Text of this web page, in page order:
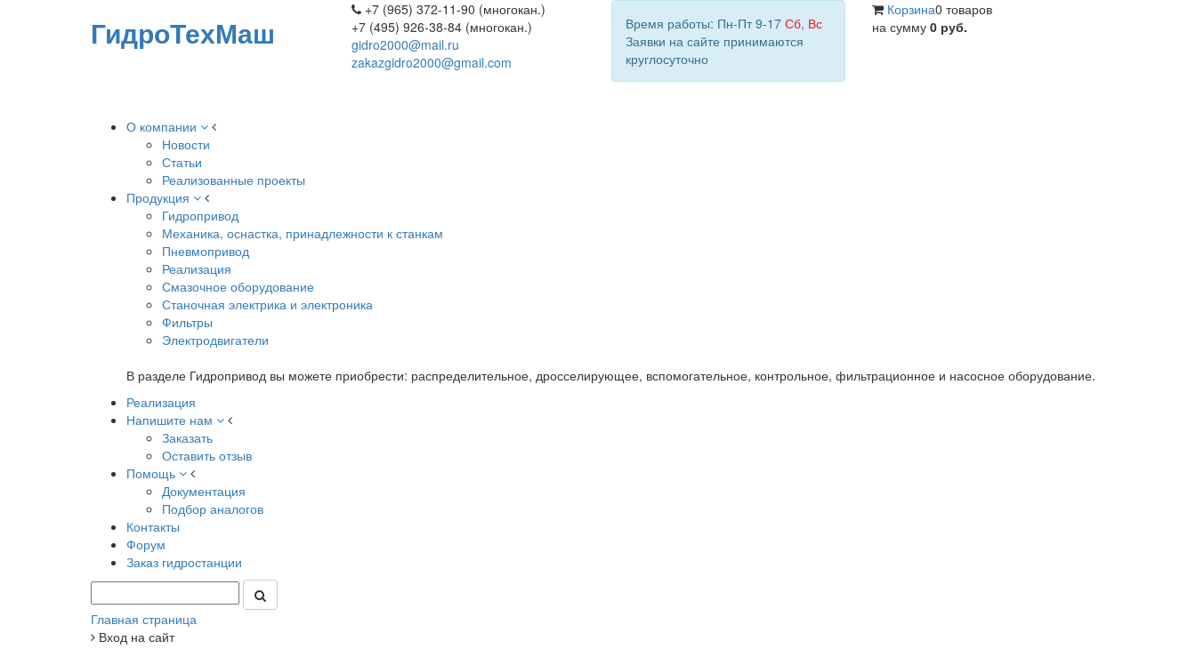
ГидроТехМаш
+7 (965) 372-11-90 (многокан.)
+7 (495) 926-38-84 (многокан.)
gidro2000@mail.ru
zakazgidro2000@gmail.com
Время работы: Пн-Пт 9-17 Сб, Вс
Заявки на сайте принимаются
круглосуточно
Корзина0 товаров
на сумму 0 руб.
О компании
Новости
Статьи
Реализованные проекты
Продукция
Гидропривод
Механика, оснастка, принадлежности к станкам
Пневмопривод
Реализация
Смазочное оборудование
Станочная электрика и электроника
Фильтры
Электродвигатели
В разделе Гидропривод вы можете приобрести: распределительное, дросселирующее, вспомогательное, контрольное, фильтрационное и насосное оборудование.
Реализация
Напишите нам
Заказать
Оставить отзыв
Помощь
Документация
Подбор аналогов
Контакты
Форум
Заказ гидростанции
Главная страница
Вход на сайт